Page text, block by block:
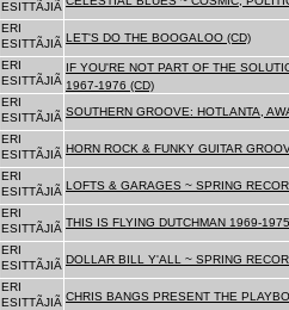
ESITTÃJIÃ
ERI
ESITTÃJIÃ LET'S DO THE BOOGALOO (CD)
ERI
ESITTÃJIÃ
IF YOU'RE NOT PART OF THE
1967-1976 (CD)
ERI
ESITTÃJIÃ SOUTHERN GROOVE: HOTLANTA,
ERI
ESITTÃJIÃ HORN ROCK & FUNKY GUITAR
ERI
ESITTÃJIÃ LOFTS & GARAGES ~ SPRING
ERI
ESITTÃJIÃ THIS IS FLYING DUTCHMAN 1969-
ERI
ESITTÃJIÃ DOLLAR BILL Y'ALL ~ SPRING
ERI
ESITTÃJIÃ CHRIS BANGS PRESENT THE